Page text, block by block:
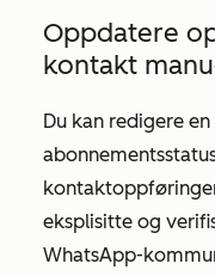
Oppdatere
kontakt
Du kan redigere
eksplisitte og
WhatsApp-